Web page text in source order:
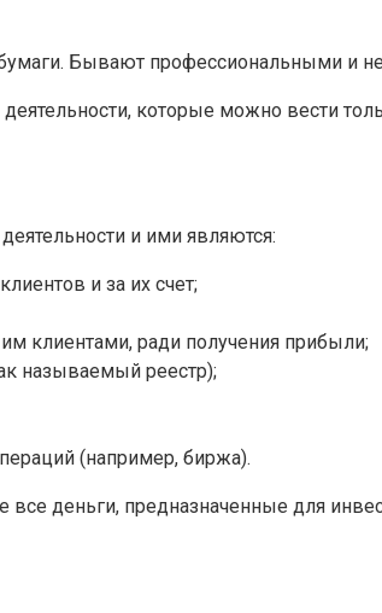
Бывают профессиональными и
которые можно вести
и ими являются:
и за их счет;
клиентами, ради получения прибыли;
называемый реестр);
(например, биржа).
деньги, предназначенные для